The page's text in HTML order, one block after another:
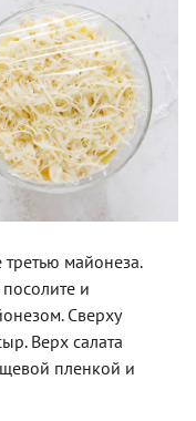
майонеза.
и
Сверху
Верх салата
пленкой и